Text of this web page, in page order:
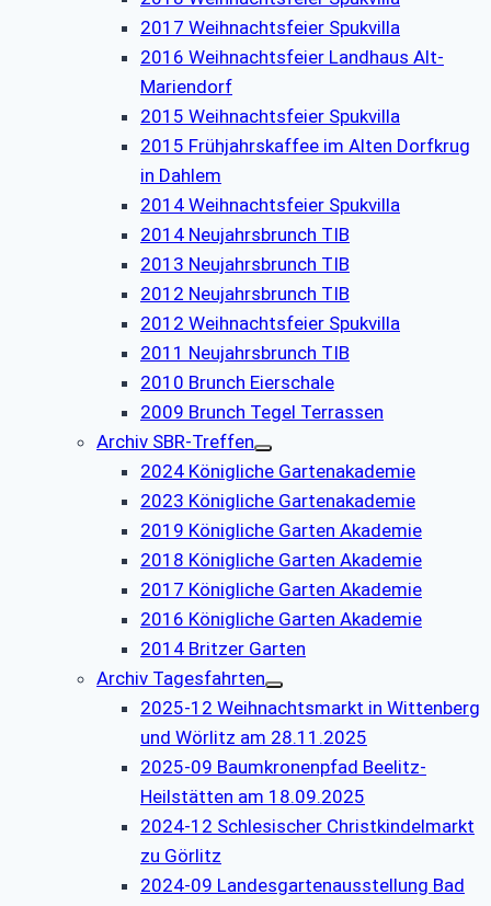
2017 Weihnachtsfeier Spukvilla
2016 Weihnachtsfeier Landhaus Alt-
Mariendorf
2015 Weihnachtsfeier Spukvilla
2015 Frühjahrskaffee im Alten Dorfkrug
in Dahlem
2014 Weihnachtsfeier Spukvilla
2014 Neujahrsbrunch TIB
2013 Neujahrsbrunch TIB
2012 Neujahrsbrunch TIB
2012 Weihnachtsfeier Spukvilla
2011 Neujahrsbrunch TIB
2010 Brunch Eierschale
2009 Brunch Tegel Terrassen
Archiv SBR-Treffen
2024 Königliche Gartenakademie
2023 Königliche Gartenakademie
2019 Königliche Garten Akademie
2018 Königliche Garten Akademie
2017 Königliche Garten Akademie
2016 Königliche Garten Akademie
2014 Britzer Garten
Archiv Tagesfahrten
2025-12 Weihnachtsmarkt in Wittenberg
und Wörlitz am 28.11.2025
2025-09 Baumkronenpfad Beelitz-
Heilstätten am 18.09.2025
2024-12 Schlesischer Christkindelmarkt
zu Görlitz
2024-09 Landesgartenausstellung Bad